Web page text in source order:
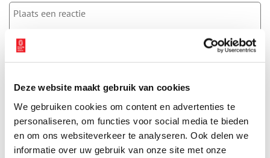
Deze website maakt gebruik van cookies
We gebruiken cookies om content en advertenties te
personaliseren, om functies voor social media te bieden
en om ons websiteverkeer te analyseren. Ook delen we
informatie over uw gebruik van onze site met onze
Vereiste velden zijn gemarkeerd met *. Het e-mailadres wordt niet
gepubliceerd.
Naam *
E-mail